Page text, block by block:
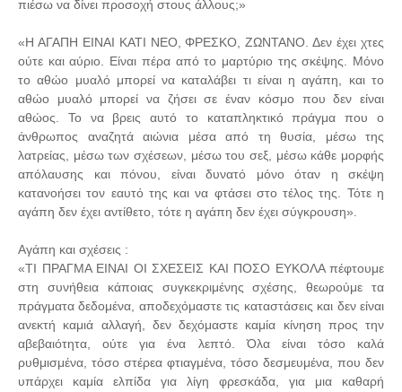
πιέσω να δίνει προσοχή στους άλλους;»
«Η ΑΓΑΠΗ ΕΙΝΑΙ ΚΑΤΙ ΝΕΟ, ΦΡΕΣΚΟ, ΖΩΝΤΑΝΟ. Δεν έχει χτες
ούτε και αύριο. Είναι πέρα από το μαρτύριο της σκέψης. Μόνο
το αθώο μυαλό μπορεί να καταλάβει τι είναι η αγάπη, και το
αθώο μυαλό μπορεί να ζήσει σε έναν κόσμο που δεν είναι
αθώος. Το να βρεις αυτό το καταπληκτικό πράγμα που ο
άνθρωπος αναζητά αιώνια μέσα από τη θυσία, μέσω της
λατρείας, μέσω των σχέσεων, μέσω του σεξ, μέσω κάθε μορφής
απόλαυσης και πόνου, είναι δυνατό μόνο όταν η σκέψη
κατανοήσει τον εαυτό της και να φτάσει στο τέλος της. Τότε η
αγάπη δεν έχει αντίθετο, τότε η αγάπη δεν έχει σύγκρουση».
Αγάπη και σχέσεις :
«ΤΙ ΠΡΑΓΜΑ ΕΙΝΑΙ ΟΙ ΣΧΕΣΕΙΣ ΚΑΙ ΠΟΣΟ ΕΥΚΟΛΑ πέφτουμε
στη συνήθεια κάποιας συγκεκριμένης σχέσης, θεωρούμε τα
πράγματα δεδομένα, αποδεχόμαστε τις καταστάσεις και δεν είναι
ανεκτή καμιά αλλαγή, δεν δεχόμαστε καμία κίνηση προς την
αβεβαιότητα, ούτε για ένα λεπτό. Όλα είναι τόσο καλά
ρυθμισμένα, τόσο στέρεα φτιαγμένα, τόσο δεσμευμένα, που δεν
υπάρχει καμία ελπίδα για λίγη φρεσκάδα, για μια καθαρή